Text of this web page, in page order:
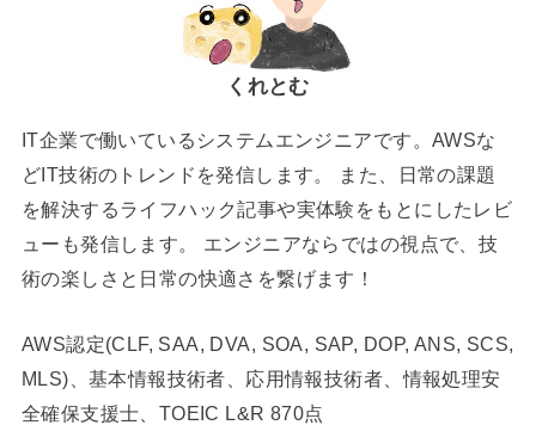
くれとむ
IT企業で働いているシステムエンジニアです。AWSな
どIT技術のトレンドを発信します。 また、日常の課題
を解決するライフハック記事や実体験をもとにしたレビ
ューも発信します。 エンジニアならではの視点で、技
術の楽しさと日常の快適さを繋げます！
AWS認定(CLF, SAA, DVA, SOA, SAP, DOP, ANS, SCS,
MLS)、基本情報技術者、応用情報技術者、情報処理安
全確保支援士、TOEIC L&R 870点